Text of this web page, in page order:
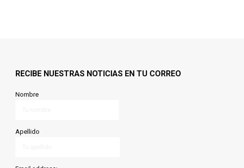
RECIBE NUESTRAS NOTICIAS EN TU CORREO
Nombre
Apellido